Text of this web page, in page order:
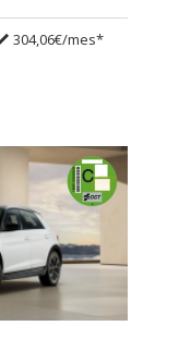
304,06€/mes*